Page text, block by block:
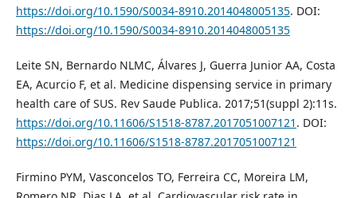
https://doi.org/10.1590/S0034-8910.2014048005135. DOI:
https://doi.org/10.1590/S0034-8910.2014048005135
Leite SN, Bernardo NLMC, Álvares J, Guerra Junior AA, Costa
EA, Acurcio F, et al. Medicine dispensing service in primary
health care of SUS. Rev Saude Publica. 2017;51(suppl 2):11s.
https://doi.org/10.11606/S1518-8787.2017051007121 . DOI:
https://doi.org/10.11606/S1518-8787.2017051007121
Firmino PYM, Vasconcelos TO, Ferreira CC, Moreira LM,